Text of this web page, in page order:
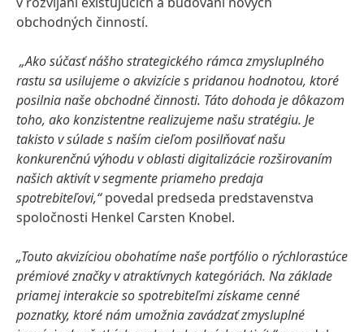
obchodných činností.
„Ako súčasť nášho strategického rámca zmysluplného
rastu sa usilujeme o akvizície s pridanou hodnotou, ktoré
posilnia naše obchodné činnosti. Táto dohoda je dôkazom
toho, ako konzistentne realizujeme našu stratégiu. Je
takisto v súlade s naším cieľom posilňovať našu
konkurenčnú výhodu v oblasti digitalizácie rozširovaním
našich aktivít v segmente priameho predaja
spotrebiteľovi,“povedal predseda predstavenstva
spoločnosti Henkel Carsten Knobel.
„Touto akvizíciou obohatíme naše portfólio o rýchlorastúce
prémiové značky v atraktívnych kategóriách. Na základe
priamej interakcie so spotrebiteľmi získame cenné
poznatky, ktoré nám umožnia zavádzať zmysluplné